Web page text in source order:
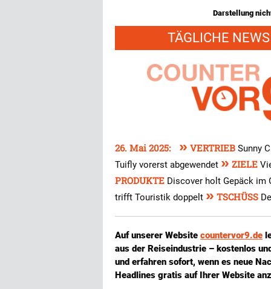
Darstellung
TÄGLICHE
26. Mai 2025: » VERTRIEB Sunny
Tuifly vorerst abgewendet » ZIELE
PRODUKTE Discover holt Gepäck im
trifft Touristik doppelt » TSCHÜSS
Auf unserer Website countervor9.de
aus der Reiseindustrie – kostenlos
und erfahren sofort, wenn es neue
Headlines gratis auf Ihrer Website